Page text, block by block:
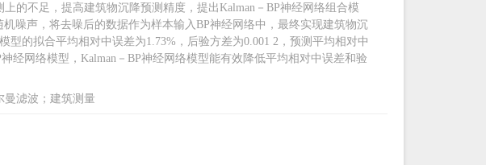
的不足，提高建筑物沉降预测精度，提出Kalman－BP神经网络组合模
噪声，将去噪后的数据作为样本输入BP神经网络中，最终实现建筑物沉
型的拟合平均相对中误差为1.73%，后验方差为0.001 2，预测平均相对中
经网络模型，Kalman－BP神经网络模型能有效降低平均相对中误差和验
曼滤波；建筑测量